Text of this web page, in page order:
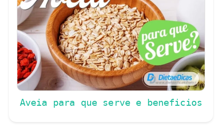
Aveia para que serve e beneficios